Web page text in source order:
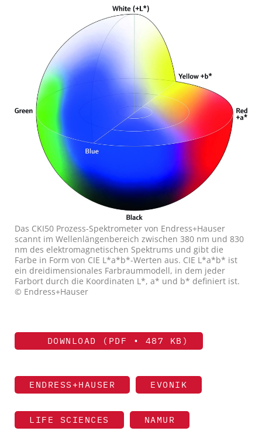
Das CKI50 Prozess-Spektrometer von Endress+Hauser
scannt im Wellenlängenbereich zwischen 380 nm und 830
nm des elektromagnetischen Spektrums und gibt die
Farbe in Form von CIE L*a*b*-Werten aus. CIE L*a*b* ist
ein dreidimensionales Farbraummodell, in dem jeder
Farbort durch die Koordinaten L*, a* und b* definiert ist.
© Endress+Hauser
DOWNLOAD (PDF • 487 KB)
ENDRESS+HAUSER EVONIK
LIFE SCIENCES NAMUR